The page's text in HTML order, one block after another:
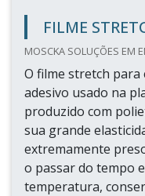
FILME
MOSCKA SOLUÇÕES EM
O filme stretch para
adesivo usado na
produzido com
sua grande
extremamente
o passar do tempo
temperatura,